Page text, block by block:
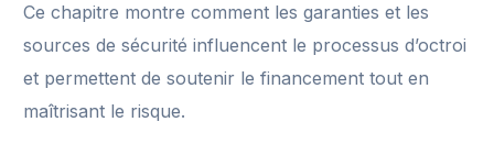
Ce chapitre montre comment les garanties et les
sources de sécurité influencent le processus d’octroi
et permettent de soutenir le financement tout en
maîtrisant le risque.